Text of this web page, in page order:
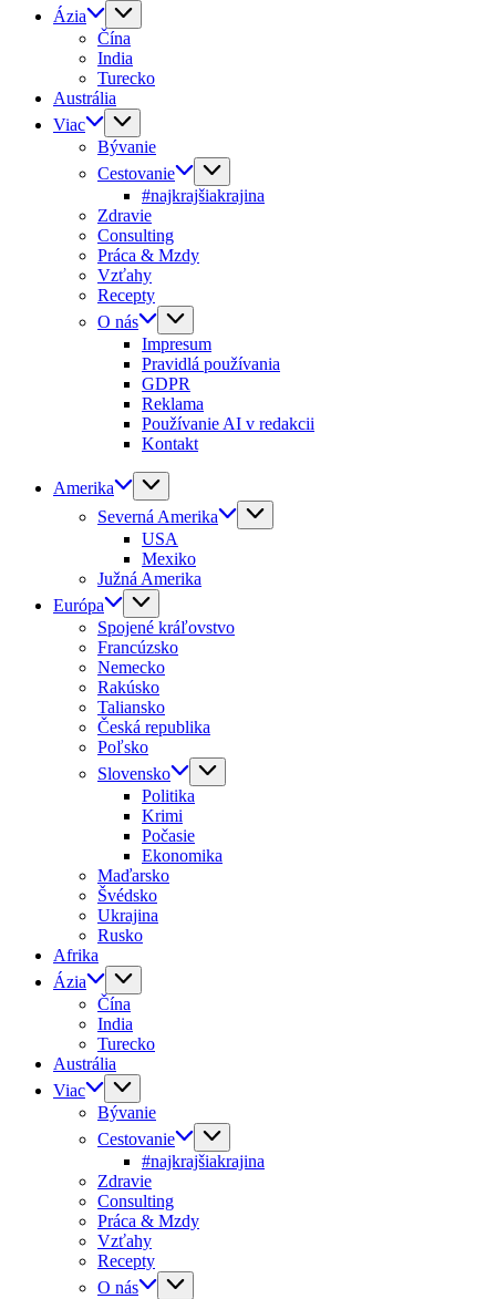
Ázia
Čína
India
Turecko
Austrália
Viac
Bývanie
Cestovanie
#najkrajšiakrajina
Zdravie
Consulting
Práca & Mzdy
Vzťahy
Recepty
O nás
Impresum
Pravidlá používania
GDPR
Reklama
Používanie AI v redakcii
Kontakt
Amerika
Severná Amerika
USA
Mexiko
Južná Amerika
Európa
Spojené kráľovstvo
Francúzsko
Nemecko
Rakúsko
Taliansko
Česká republika
Poľsko
Slovensko
Politika
Krimi
Počasie
Ekonomika
Maďarsko
Švédsko
Ukrajina
Rusko
Afrika
Ázia
Čína
India
Turecko
Austrália
Viac
Bývanie
Cestovanie
#najkrajšiakrajina
Zdravie
Consulting
Práca & Mzdy
Vzťahy
Recepty
O nás